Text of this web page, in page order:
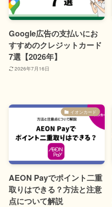
Google広告の支払いにお
すすめのクレジットカード
7選【2026年】
2026年7月16日
イオンカード
AEON Payでポイント二重
取りはできる？方法と注意
点について解説